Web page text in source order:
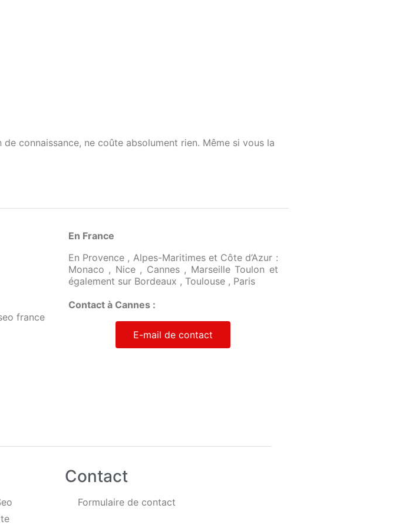
connaissance, ne coûte absolument rien. Même si vous la
En France
En Provence , Alpes-Maritimes et Côte d’Azur :
Monaco , Nice , Cannes , Marseille Toulon et
également sur Bordeaux , Toulouse , Paris
Contact à Cannes :
E-mail de contact
Contact
Formulaire de contact